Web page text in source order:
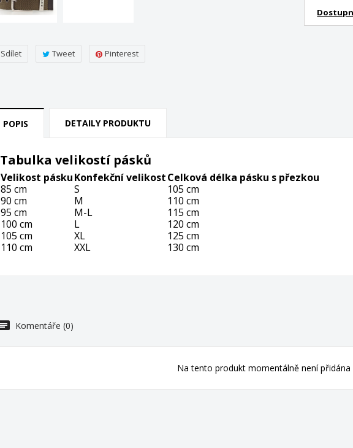
Sdílet Tweet Pinterest
POPIS DETAILY PRODUKTU
Tabulka velikostí pásků
Velikost páskuKonfekční velikostCelková délka pásku s přezkou
85 cm
S
105 cm
90 cm
M
110 cm
95 cm
M-L
115 cm
100 cm
L
120 cm
105 cm
XL
125 cm
110 cm
XXL 130 cm
Komentáře (0)
Na tento produkt momentálně není přidána